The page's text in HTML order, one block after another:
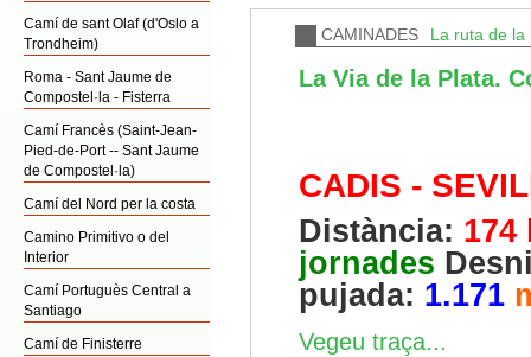
Camí de sant Olaf (d'Oslo a
Trondheim)
Roma - Sant Jaume de
Compostel·la - Fisterra
Camí Francès (Saint-Jean-
Pied-de-Port -- Sant Jaume
de Compostel·la)
Camí del Nord per la costa
Camino Primitivo o del
Interior
Camí Portuguès Central a
Santiago
Camí de Finisterre
CAMINADES La ruta de la
La Via de la Plata.
CADIS -
Distància: 174
jornades
pujada: 1.171
Vegeu traça...